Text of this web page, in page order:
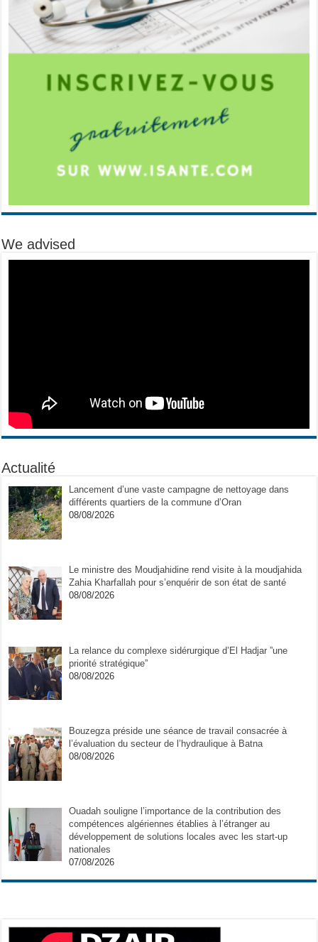
We advised
Actualité
Lancement d’une vaste campagne de nettoyage dans
différents quartiers de la commune d’Oran
08/08/2026
Le ministre des Moudjahidine rend visite à la moudjahida
Zahia Kharfallah pour s’enquérir de son état de santé
08/08/2026
La relance du complexe sidérurgique d’El Hadjar ”une
priorité stratégique”
08/08/2026
Bouzegza préside une séance de travail consacrée à
l’évaluation du secteur de l’hydraulique à Batna
08/08/2026
Ouadah souligne l’importance de la contribution des
compétences algériennes établies à l’étranger au
développement de solutions locales avec les start-up
nationales
07/08/2026